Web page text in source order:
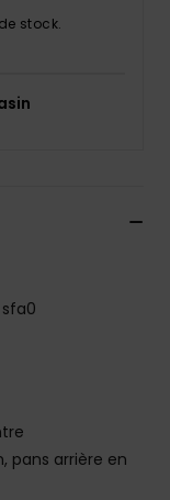
stock.
sfa0
pans arrière en